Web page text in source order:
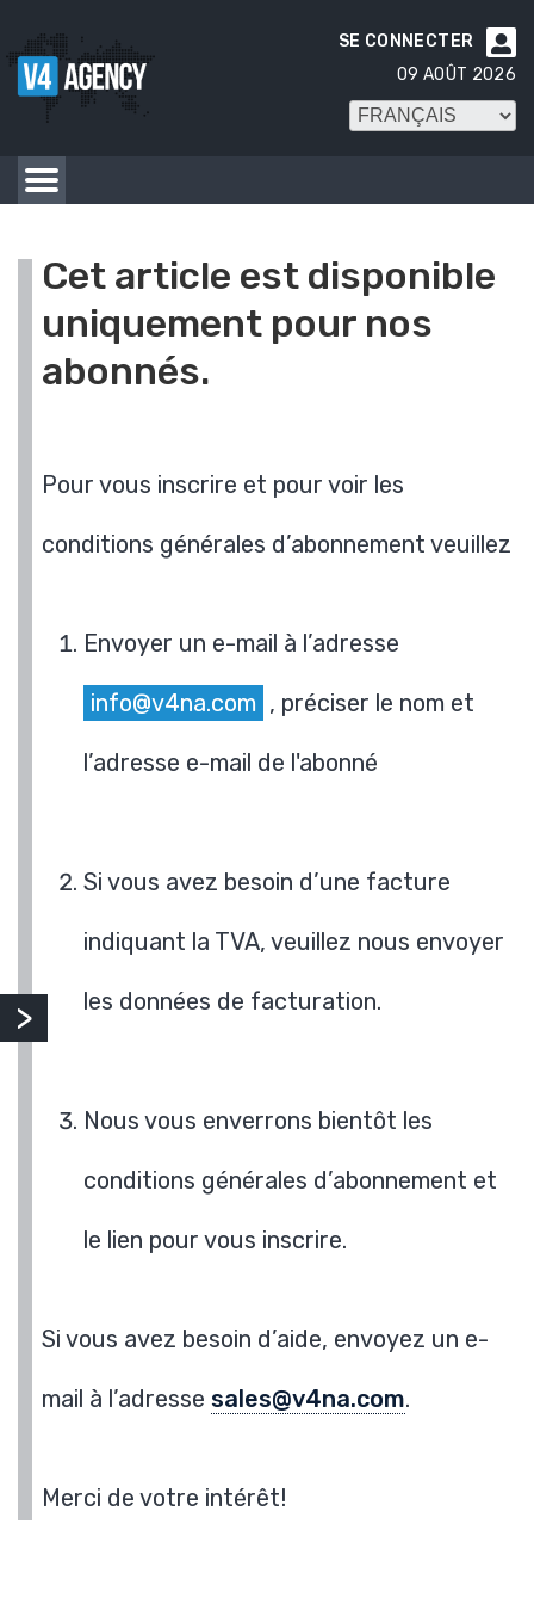

SE CONNECTER
09 AOÛT 2026
Cet article est disponible
uniquement pour nos
abonnés.
Pour vous inscrire et pour voir les
conditions générales d’abonnement veuillez
Envoyer un e-mail à l’adresse
info@v4na.com , préciser le nom et
l’adresse e-mail de l'abonné
Si vous avez besoin d’une facture
indiquant la TVA, veuillez nous envoyer
les données de facturation.
Nous vous enverrons bientôt les
conditions générales d’abonnement et
le lien pour vous inscrire.
Si vous avez besoin d’aide, envoyez un e-
mail à l’adresse sales@v4na.com.
Merci de votre intérêt!